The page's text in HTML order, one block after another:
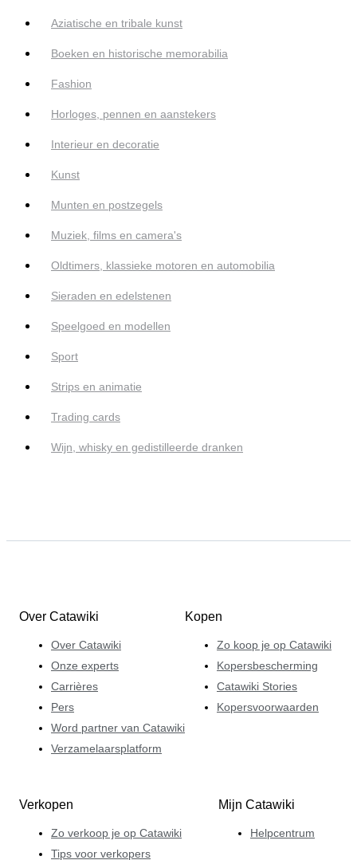
Aziatische en tribale kunst
Boeken en historische memorabilia
Fashion
Horloges, pennen en aanstekers
Interieur en decoratie
Kunst
Munten en postzegels
Muziek, films en camera's
Oldtimers, klassieke motoren en automobilia
Sieraden en edelstenen
Speelgoed en modellen
Sport
Strips en animatie
Trading cards
Wijn, whisky en gedistilleerde dranken
Over Catawiki
Over Catawiki
Onze experts
Carrières
Pers
Word partner van Catawiki
Verzamelaarsplatform
Kopen
Zo koop je op Catawiki
Kopersbescherming
Catawiki Stories
Kopersvoorwaarden
Verkopen
Zo verkoop je op Catawiki
Tips voor verkopers
Mijn Catawiki
Helpcentrum